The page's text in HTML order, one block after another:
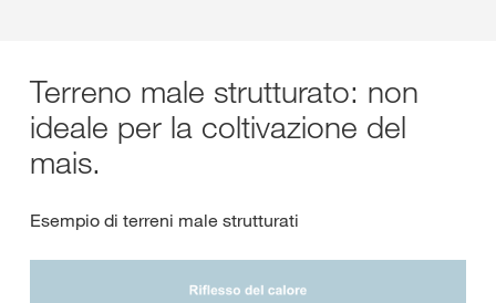
Terreno male strutturato: non
ideale per la coltivazione del
mais.
Esempio di terreni male strutturati